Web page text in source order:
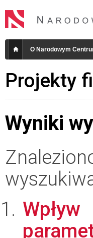
O Narodowym
Projekty
Wyniki
Wpływ